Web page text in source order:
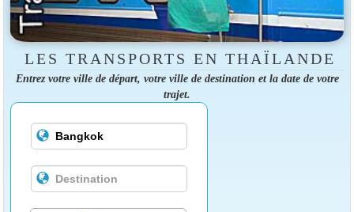
LES TRANSPORTS EN THAÏLANDE
Entrez votre ville de départ, votre ville de destination et la date de votre
trajet.